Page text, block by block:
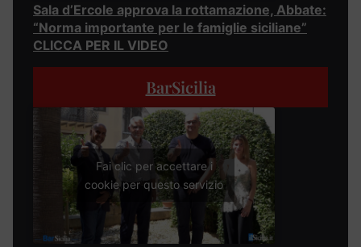
Sala d’Ercole approva la rottamazione, Abbate:
“Norma importante per le famiglie siciliane”
CLICCA PER IL VIDEO
BarSicilia
Fai clic per accettare i
cookie per questo servizio